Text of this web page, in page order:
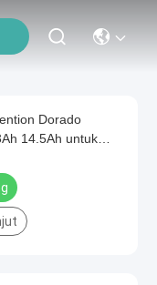
Dorado
14.5Ah untuk